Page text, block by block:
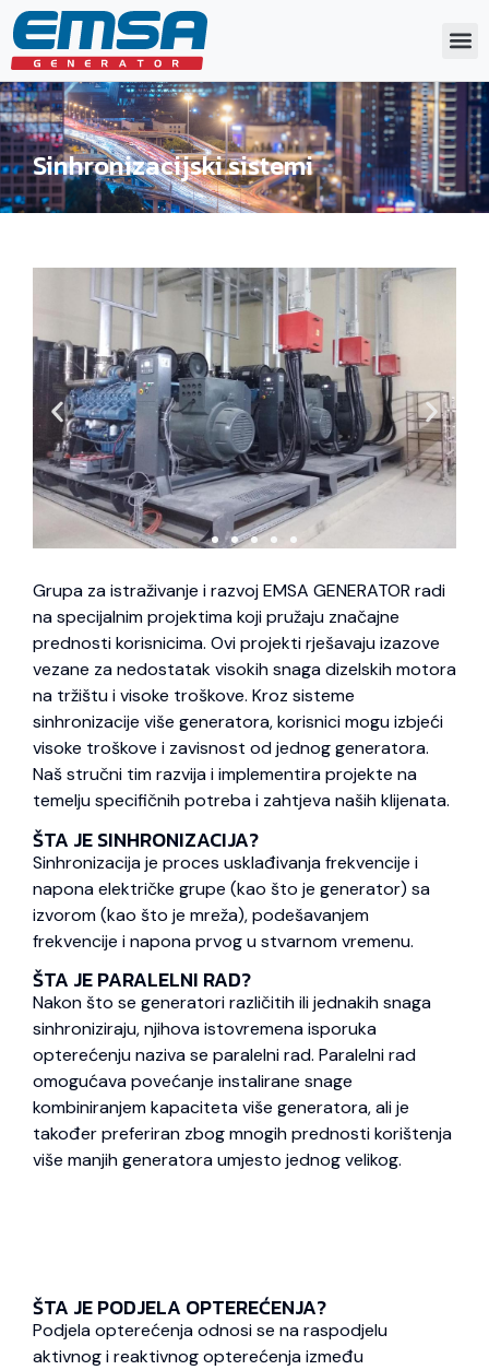
Sinhronizacijski sistemi
Grupa za istraživanje i razvoj EMSA GENERATOR radi
na specijalnim projektima koji pružaju značajne
prednosti korisnicima. Ovi projekti rješavaju izazove
vezane za nedostatak visokih snaga dizelskih motora
na tržištu i visoke troškove. Kroz sisteme
sinhronizacije više generatora, korisnici mogu izbjeći
visoke troškove i zavisnost od jednog generatora.
Naš stručni tim razvija i implementira projekte na
temelju specifičnih potreba i zahtjeva naših klijenata.
ŠTA JE SINHRONIZACIJA?
Sinhronizacija je proces usklađivanja frekvencije i
napona električke grupe (kao što je generator) sa
izvorom (kao što je mreža), podešavanjem
frekvencije i napona prvog u stvarnom vremenu.
ŠTA JE PARALELNI RAD?
Nakon što se generatori različitih ili jednakih snaga
sinhroniziraju, njihova istovremena isporuka
opterećenju naziva se paralelni rad. Paralelni rad
omogućava povećanje instalirane snage
kombiniranjem kapaciteta više generatora, ali je
također preferiran zbog mnogih prednosti korištenja
više manjih generatora umjesto jednog velikog.
ŠTA JE PODJELA OPTEREĆENJA?
Podjela opterećenja odnosi se na raspodjelu
aktivnog i reaktivnog opterećenja između